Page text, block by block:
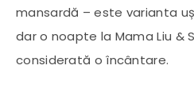
mansardă – este varianta
dar o noapte la Mama Liu &
considerată o încântare.